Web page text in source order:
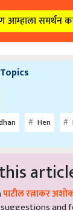
आम्हाला समर्थन
Hen
पाटील रत्नाकर
and